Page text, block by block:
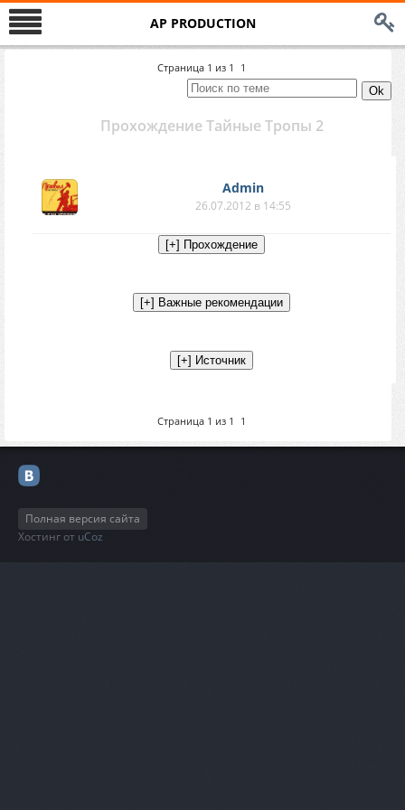
AP PRODUCTION
Страница 1 из 1 1
Прохождение Тайные Тропы 2
Аdmin
26.07.2012 в 14:55
Страница 1 из 1 1
Полная версия сайта
Хостинг от uCoz